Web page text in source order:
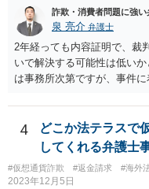
詐欺・消費者問題に強い
泉 亮介 弁護士
2年経っても内容証明で、裁
いで解決する可能性は低い
は事務所次第ですが、事件
は、現状や今後どう動くの
か等疑問や不安に思ってい
4
どこか法テラスで
してくれる弁護士
#仮想通貨詐欺 #返金請求 #海外
2023年12月5日